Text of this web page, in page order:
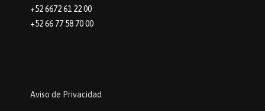
+52 6672 61 22 00
+52 66 77 58 70 00
Aviso de Privacidad